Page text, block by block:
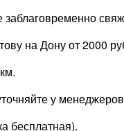
на Дону от 2000
у
бесплатная).